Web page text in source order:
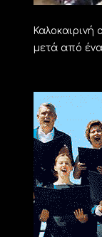
μετά από